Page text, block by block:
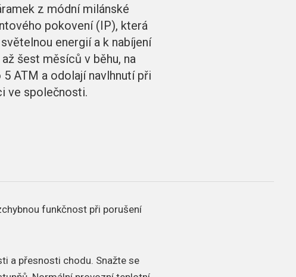
z módní milánské
pokovení (IP), která
energií a k nabíjení
šest měsíců v běhu, na
ATM a odolají navlhnutí při
ve společnosti.
funkčnost při porušení
a přesnosti chodu. Snažte se